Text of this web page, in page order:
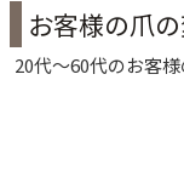
お客様の爪
20代〜60代のお客